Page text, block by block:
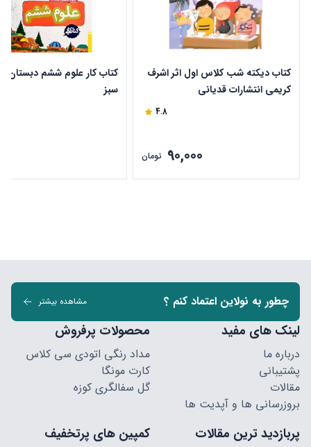
کتاب دیکته شب کلاس اول اثر اشرف
کریمی انتشارات قدیانی
4.8
90,000 تومان
کتاب کار علوم ششم دبستان
سبز
چطور به نولاین اعتماد کنم ؟ مشاهده بیشتر
لینک های مفید
درباره ما
پشتیبانی
مقالات
بروزرسانی ها و آپدیت ها
محصولات پرفروش
مداد رنگی اتودی سی کلاس
کارت مونگا
گل سفالگری کوزه
پربازدید ترین مقالات کمپین های پرتخفیف